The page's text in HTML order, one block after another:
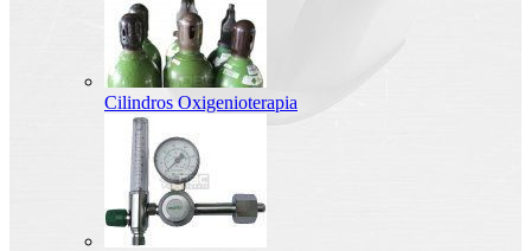
Cilindros Oxigenioterapia